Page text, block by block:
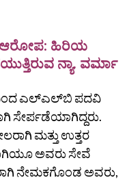
ಆರೋಪ: ಹಿರಿಯ
ನ್ಯಾ. ವರ್ಮಾ
ಎಲ್‌ಎಲ್‌ಬಿ ಪದವಿ
ಸೇರ್ಪಡೆಯಾಗಿದ್ದರು.
ಮತ್ತು ಉತ್ತರ
ಅವರು ಸೇವೆ
ನೇಮಕಗೊಂಡ ಅವರು,